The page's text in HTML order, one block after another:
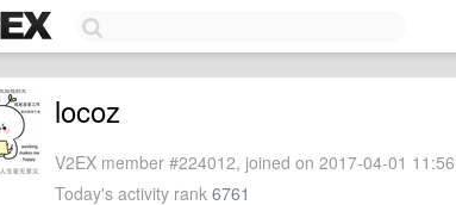
locoz
V2EX member #224012, joined on 2017-04-01
Today's activity rank 6761